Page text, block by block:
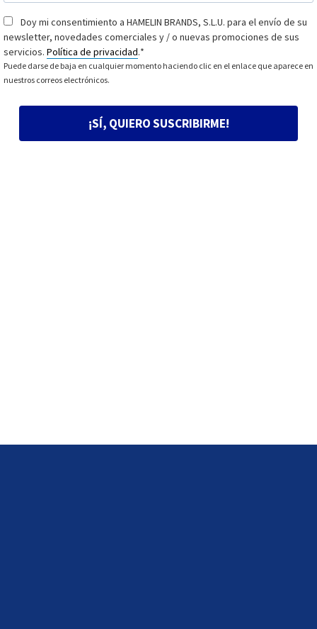
Consentimiento*
Doy mi consentimiento a HAMELIN BRANDS, S.L.U. para el envío de su
newsletter, novedades comerciales y / o nuevas promociones de sus
servicios. Política de privacidad.*
Puede darse de baja en cualquier momento haciendo clic en el enlace que aparece en
nuestros correos electrónicos.